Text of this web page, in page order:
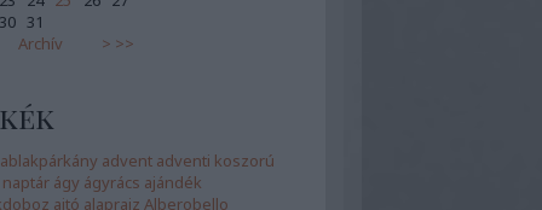
Archív > >>
30 31
ablakpárkány advent adventi koszorú
ágy ágyrács ajándék
ajtó alaprajz Alberobello